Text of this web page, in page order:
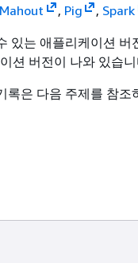
Mahout , Pig , Spark
있는 애플리케이션 버
션 버전이 나와 있습
록은 다음 주제를 참조